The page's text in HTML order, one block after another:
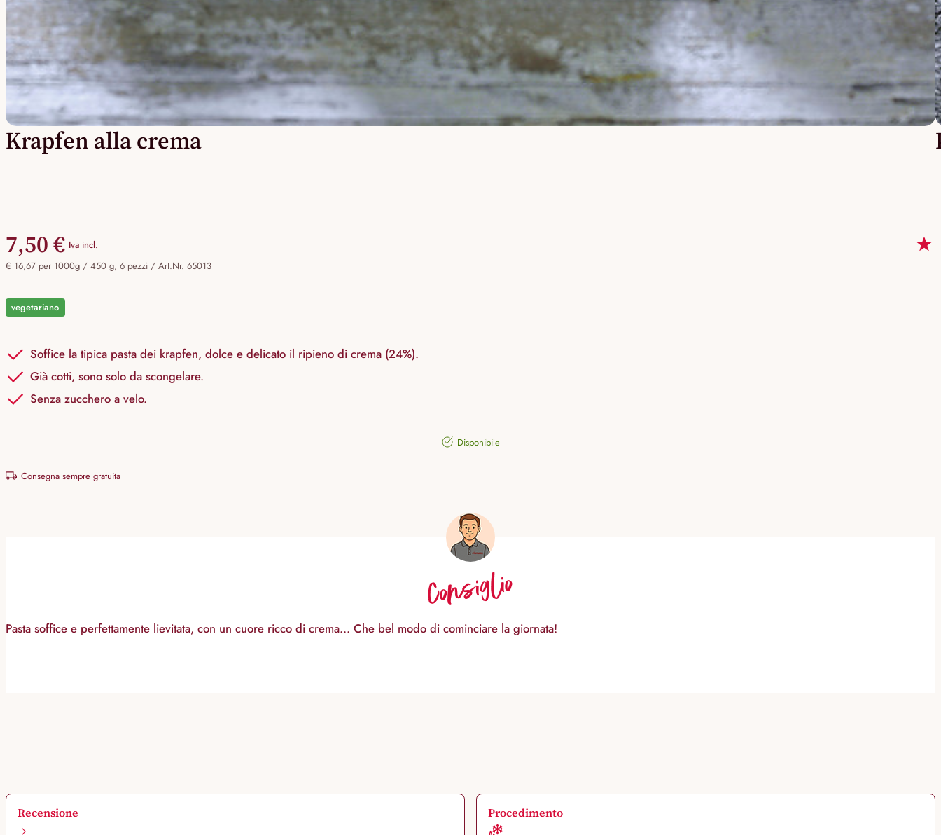
Krapfen alla crema
7,50 € Iva incl.
€ 16,67 per 1000g / 450 g, 6 pezzi / Art.Nr. 65013
vegetariano
Soffice la tipica pasta dei krapfen, dolce e delicato il ripieno di crema (24%).
Già cotti, sono solo da scongelare.
Senza zucchero a velo.
Disponibile
Consegna sempre gratuita
Consiglio
Pasta soffice e perfettamente lievitata, con un cuore ricco di crema... Che bel modo di cominciare la giornata!
Recensione Procedimento